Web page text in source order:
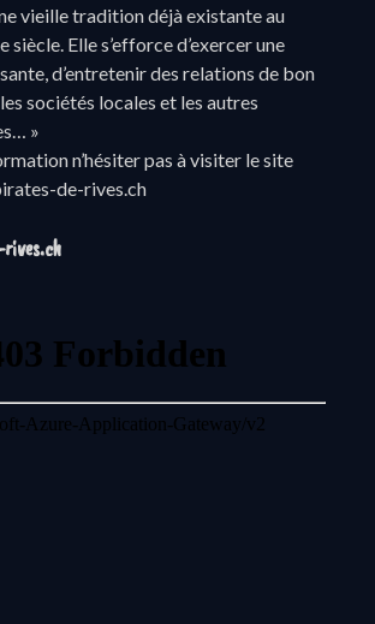
vieille tradition déjà existante au
siècle. Elle s’efforce d’exercer une
d’entretenir des relations de bon
sociétés locales et les autres
»
n’hésiter pas à visiter le site
de-rives.ch